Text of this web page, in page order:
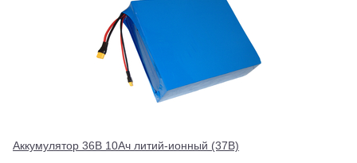
Аккумулятор 36В 10Ач литий-ионный (37В)